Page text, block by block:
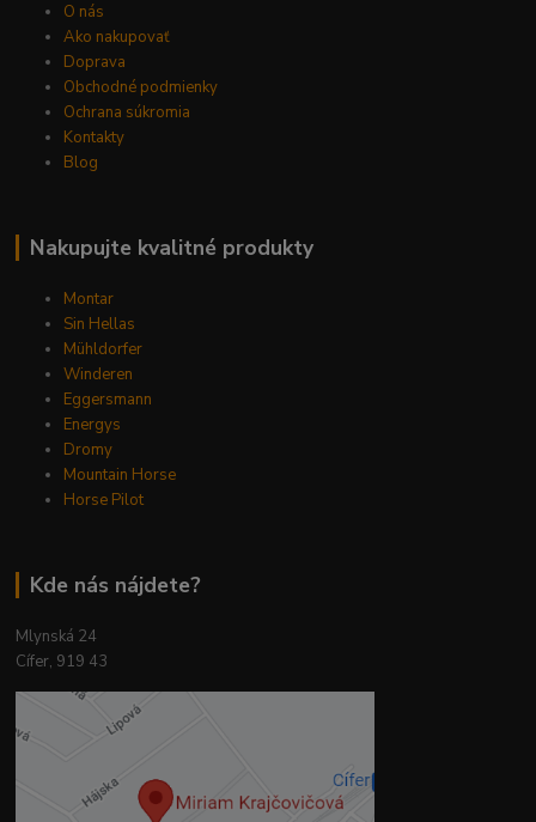
O nás
Ako nakupovať
Doprava
Obchodné podmienky
Ochrana súkromia
Kontakty
Blog
Nakupujte kvalitné produkty
Montar
Sin Hellas
Mühldorfer
Winderen
Eggersmann
Energys
Dromy
Mountain Horse
Horse Pilot
Kde nás nájdete?
Mlynská 24
Cífer, 919 43